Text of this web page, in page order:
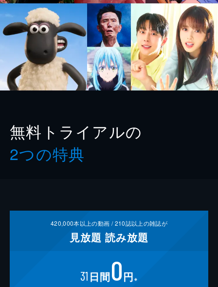
無料トライアルの
2つの特典
420,000本以上の動画 /210誌以上の雑誌が
見放題 読み放題
31 日間0円 ※